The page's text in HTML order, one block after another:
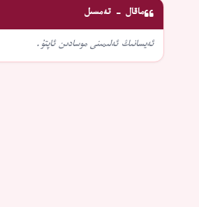
ماقال - تەمسىل
ئەيسانىڭ ئەلىمىنى موسادىن ئاپتۇ.